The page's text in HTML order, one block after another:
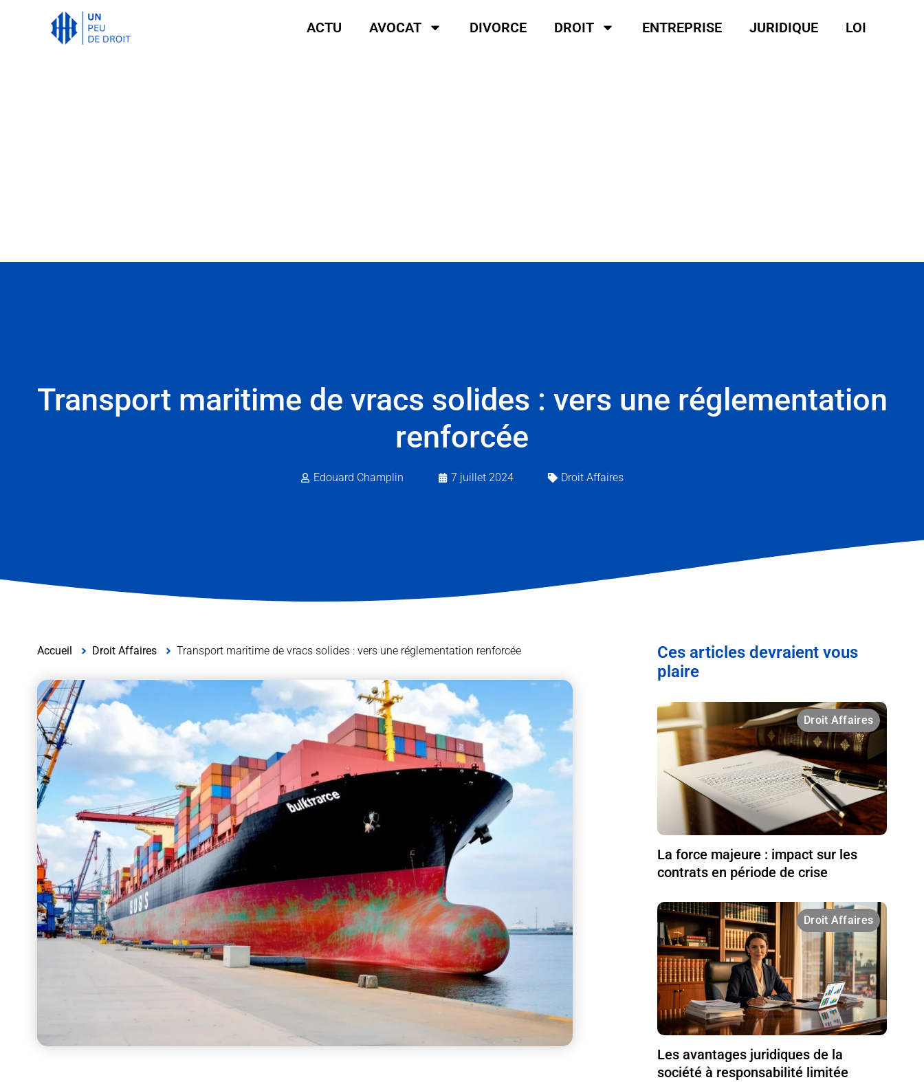
ACTU AVOCAT DIVORCE DROIT ENTREPRISE JURIDIQUE LOI
Transport maritime de vracs solides : vers une réglementation
renforcée
Edouard Champlin 7 juillet 2024 Droit Affaires
Accueil Droit Affaires Transport maritime de vracs solides : vers une réglementation renforcée
Ces articles devraient vous
plaire
Droit Affaires
La force majeure : impact sur les
contrats en période de crise
Droit Affaires
Les avantages juridiques de la
société à responsabilité limitée